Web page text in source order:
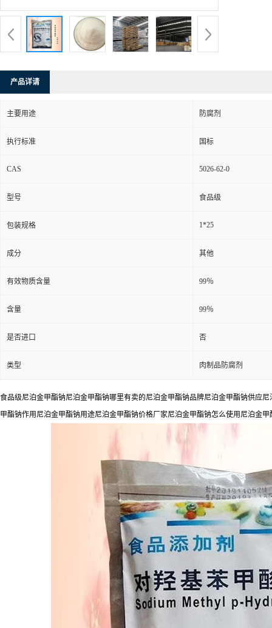
产品详请
主要用途 防腐剂
执行标准 国标
CAS 5026-62-0
型号 食品级
包装规格 1*25
成分 其他
有效物质含量 99％
含量 99％
是否进口 否
类型 肉制品防腐剂
食品级尼泊金甲酯钠尼泊金甲酯钠哪里有卖的尼泊金甲酯钠品牌尼泊金甲酯钠供应
甲酯钠作用尼泊金甲酯钠用途尼泊金甲酯钠价格厂家尼泊金甲酯钠怎么使用尼泊金